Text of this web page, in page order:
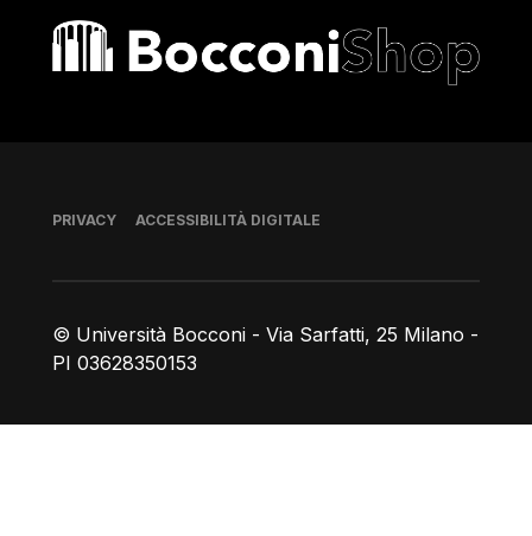
Bocconi shop
© Università Bocconi - Via Sarfatti, 25 Milano -
PI 03628350153
Piè di pagina
PRIVACY ACCESSIBILITÀ DIGITALE